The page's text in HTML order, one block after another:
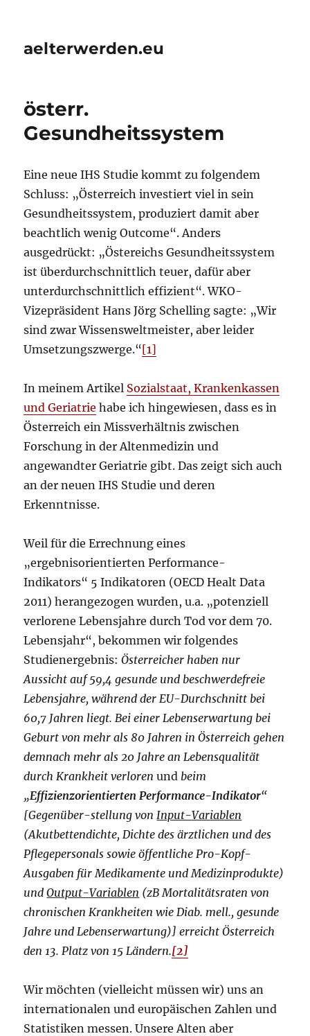
aelterwerden.eu
österr.
Gesundheitssystem
Eine neue IHS Studie kommt zu folgendem
Schluss: „Österreich investiert viel in sein
Gesundheitssystem, produziert damit aber
beachtlich wenig Outcome“. Anders
ausgedrückt: „Östereichs Gesundheitssystem
ist überdurchschnittlich teuer, dafür aber
unterdurchschnittlich effizient“. WKO-
Vizepräsident Hans Jörg Schelling sagte: „Wir
sind zwar Wissensweltmeister, aber leider
Umsetzungszwerge.“[1]
In meinem Artikel Sozialstaat, Krankenkassen
und Geriatrie habe ich hingewiesen, dass es in
Österreich ein Missverhältnis zwischen
Forschung in der Altenmedizin und
angewandter Geriatrie gibt. Das zeigt sich auch
an der neuen IHS Studie und deren
Erkenntnisse.
Weil für die Errechnung eines
„ergebnisorientierten Performance-
Indikators“ 5 Indikatoren (OECD Healt Data
2011) herangezogen wurden, u.a. „potenziell
verlorene Lebensjahre durch Tod vor dem 70.
Lebens­jahr“, bekommen wir folgendes
Studienergebnis:Österreicher haben nur
Aussicht auf 59,4 gesunde und beschwerdefreie
Lebensjahre, während der EU-Durchschnitt bei
60,7 Jahren liegt. Bei einer Lebens­erwartung bei
Geburt von mehr als 80 Jahren in Österreich gehen
demnach mehr als 20 Jahre an Lebensqualität
durch Krankheit verlorenund beim
„Effizienzorientierten Performance-Indikator“
[Gegenüber-stellung vonInput-Variablen
(Akutbettendichte, Dichte des ärztlichen und des
Pflegepersonals sowie öffentliche Pro-Kopf-
Ausgaben für Medikamente und Medizinprodukte)
undOutput-Variablen (zB Mortalitätsraten von
chronischen Krankheiten wie Diab. mell., gesunde
Jahre und Lebenserwartung)] erreicht Österreich
den 13. Platz von 15 Ländern.[2]
Wir möchten (vielleicht müssen wir) uns an
internationalen und europäischen Zahlen und
Statistiken messen. Unsere Alten aber